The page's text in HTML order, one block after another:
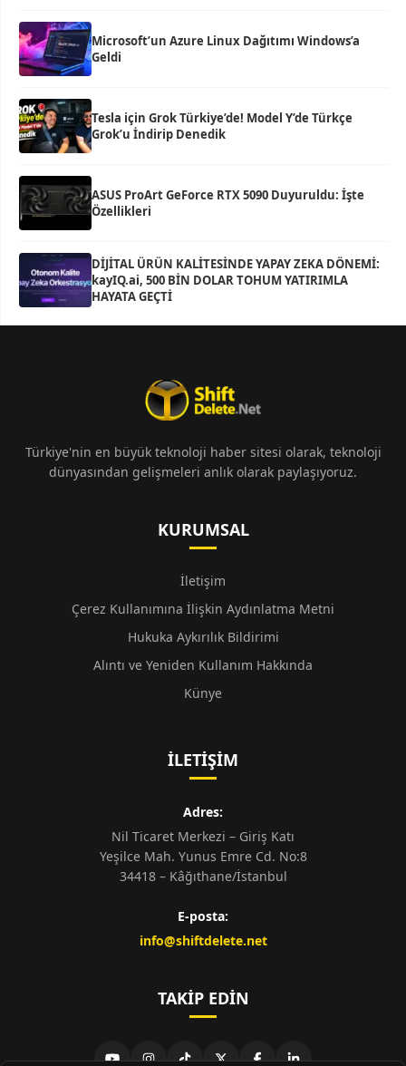
Microsoft’un Azure Linux Dağıtımı Windows’a
Geldi
Tesla için Grok Türkiye’de! Model Y’de Türkçe
Grok’u İndirip Denedik
ASUS ProArt GeForce RTX 5090 Duyuruldu: İşte
Özellikleri
DİJİTAL ÜRÜN KALİTESİNDE YAPAY ZEKA DÖNEMİ:
kayIQ.ai, 500 BİN DOLAR TOHUM YATIRIMLA
HAYATA GEÇTİ
Türkiye'nin en büyük teknoloji haber sitesi olarak, teknoloji
dünyasından gelişmeleri anlık olarak paylaşıyoruz.
KURUMSAL
İletişim
Çerez Kullanımına İlişkin Aydınlatma Metni
Hukuka Aykırılık Bildirimi
Alıntı ve Yeniden Kullanım Hakkında
Künye
İLETIŞIM
Adres:
Nil Ticaret Merkezi – Giriş Katı
Yeşilce Mah. Yunus Emre Cd. No:8
34418 – Kâğıthane/İstanbul
E-posta:
info@shiftdelete.net
TAKIP EDIN